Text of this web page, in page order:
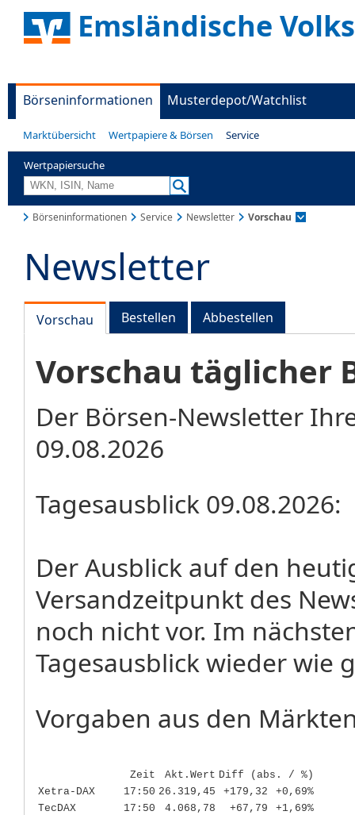
Emsländische
Börseninformationen Musterdepot/Watchlist
Marktübersicht Wertpapiere & Börsen Service
Wertpapiersuche
Börseninformationen Service Newsletter Vorschau
Newsletter
Vorschau Bestellen Abbestellen
Vorschau täglicher
Der Börsen-Newsletter
09.08.2026
Tagesausblick 09.08.2026:
Der Ausblick auf den
Versandzeitpunkt des
noch nicht vor. Im
Tagesausblick wieder wie
Vorgaben aus den
Zeit Akt.Wert Diff (abs. / %)
Xetra-DAX
17:50 26.319,45 +179,32
+0,69%
TecDAX
17:50 4.068,78 +67,79
+1,69%